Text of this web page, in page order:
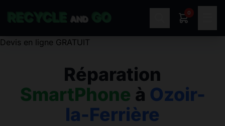
AND
0
Devis en ligne GRATUIT
Réparation
SmartPhone à Ozoir-
la-Ferrière